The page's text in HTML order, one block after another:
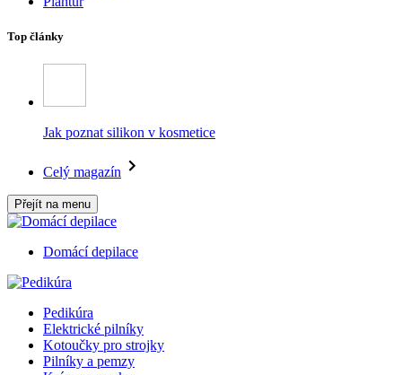
Top články
Jak poznat silikon v kosmetice
Celý magazín
Přejít na menu
Domácí depilace
Pedikúra
Elektrické pilníky
Kotoučky pro strojky
Pilníky a pemzy